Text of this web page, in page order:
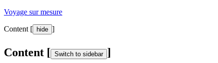
Voyage sur mesure
Content [ hide ]
Content [ Switch to sidebar ]